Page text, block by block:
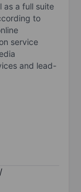
as a full suite
to
service
and lead-
/